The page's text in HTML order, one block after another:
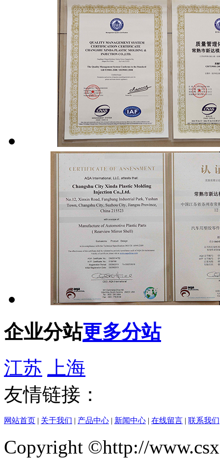
企业分站更多分站
江苏
上海
友情链接：
网站首页 | 关于我们 | 产品中心 | 新闻中心 | 在线留言 | 联系我们
Copyright ©http://